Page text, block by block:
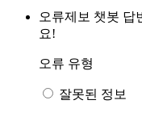
오류제보 챗봇 답
요!
오류 유형
잘못된 정보